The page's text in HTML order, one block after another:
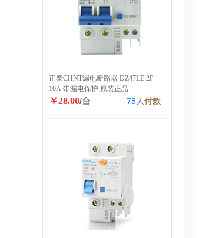
正泰CHNT漏电断路器 DZ47LE 2P
10A 带漏电保护 原装正品
￥28.00/台 78 人付款